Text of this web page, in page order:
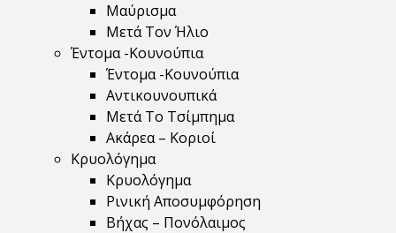
Μαύρισμα
Mετά Τον Ήλιο
Έντομα -Κουνούπια
Έντομα -Κουνούπια
Αντικουνουπικά
Μετά Το Τσίμπημα
Ακάρεα – Κοριοί
Κρυολόγημα
Κρυολόγημα
Ρινική Αποσυμφόρηση
Βήχας – Πονόλαιμος